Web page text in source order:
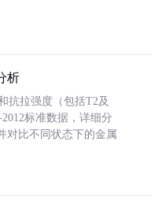
析
抗拉强度（包括T2及
标准数据，详细分
对比不同状态下的金属